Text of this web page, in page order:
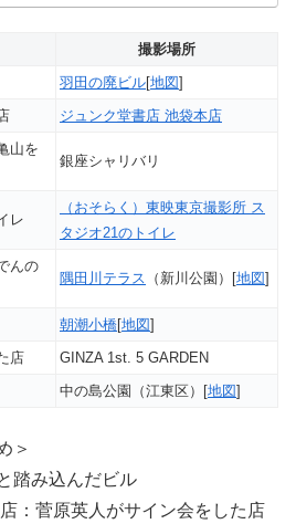
撮影場所
羽田の廃ビル[地図]
ジュンク堂書店 池袋本店
山を
銀座シャリバリ
レ
（おそらく）東映東京撮影所 ス
タジオ21のトイレ
んの
隅田川テラス （新川公園）[地図]
朝潮小橋[地図]
店
GINZA 1st. 5 GARDEN
中の島公園（江東区）[地図]
＞
踏み込んだビル
：菅原英人がサイン会をした店